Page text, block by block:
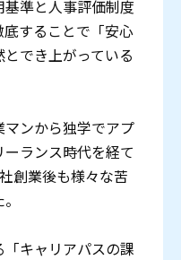
準と人事評価制度
することで「安心
でき上がっている
ンから独学でアプ
ランス時代を経て
創業後も様々な苦
キャリアパスの課